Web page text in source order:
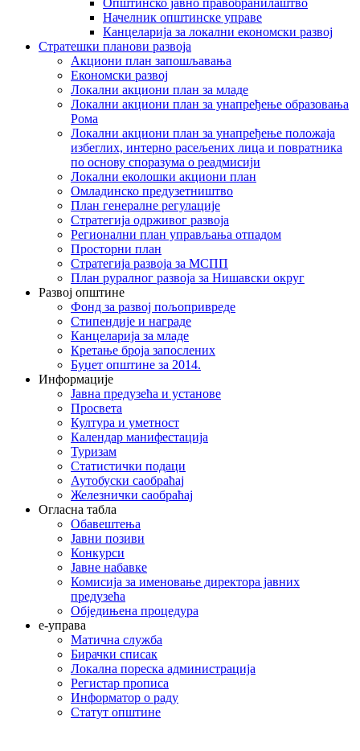
Начелник општинске управе
Канцеларија за локални економски развој
Стратешки планови развоја
Акциони план запошљавања
Економски развој
Локални акциони план за младе
Локални акциони план за унапређење образовања
Рома
Локални акциони план за унапређење положаја
избеглих, интерно расељених лица и повратника
по основу споразума о реадмисији
Локални еколошки акциони план
Омладинско предузетништво
План генералне регулације
Стратегија одрживог развоја
Регионални план управљања отпадом
Просторни план
Стратегија развоја за МСПП
План руралног развоја за Нишавски округ
Развој општине
Фонд за развој пољопривреде
Стипендије и награде
Канцеларија за младе
Кретање броја запослених
Буџет општине за 2014.
Информације
Јавна предузећа и установе
Просвета
Култура и уметност
Календар манифестација
Туризам
Статистички подаци
Аутобуски саобраћај
Железнички саобраћај
Огласна табла
Обавештења
Јавни позиви
Конкурси
Јавне набавке
Комисија за именовање директора јавних
предузећа
Обједињена процедура
е-управа
Матична служба
Бирачки списак
Локална пореска администрација
Регистар прописа
Информатор о раду
Статут општине